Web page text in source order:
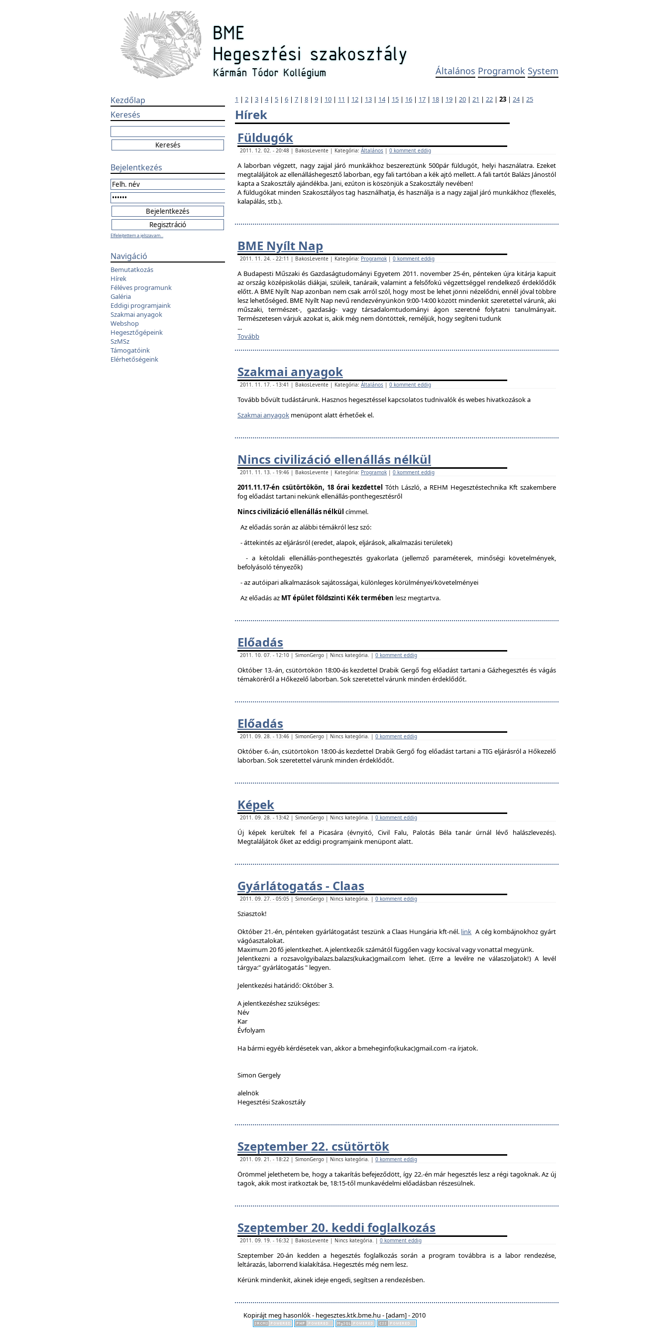
Általános Programok System
Kezdőlap
Keresés
Bejelentkezés
Elfelejtettem a jelszavam...
Navigáció
Bemutatkozás
Hírek
Féléves programunk
Galéria
Eddigi programjaink
Szakmai anyagok
Webshop
Hegesztőgépeink
SzMSz
Támogatóink
Elérhetőségeink
1 | 2 | 3 | 4| 5 | 6 | 7 | 8 | 9 | 10 | 11 | 12 | 13 | 14| 15 | 16 | 17 | 18 | 19 | 20 | 21 | 22 | 23 | 24| 25
Hírek
Füldugók
2011. 12. 02. - 20:48 | BakosLevente | Kategória: Általános | 0 komment eddig
A laborban végzett, nagy zajjal járó munkákhoz beszereztünk 500pár füldugót, helyi használatra. Ezeket
megtaláljátok az ellenálláshegesztő laborban, egy fali tartóban a kék ajtó mellett. A fali tartót Balázs Jánostól
kapta a Szakosztály ajándékba. Jani, ezúton is köszönjük a Szakosztály nevében!
A füldugókat minden Szakosztályos tag használhatja, és használja is a nagy zajjal járó munkákhoz (flexelés,
kalapálás, stb.).
BME Nyílt Nap
2011. 11. 24. - 22:11 | BakosLevente | Kategória: Programok | 0 komment eddig
A Budapesti Műszaki és Gazdaságtudományi Egyetem 2011. november 25-én, pénteken újra kitárja kapuit
az ország középiskolás diákjai, szüleik, tanáraik, valamint a felsőfokú végzettséggel rendelkező érdeklődők
előtt. A BME Nyílt Nap azonban nem csak arról szól, hogy most be lehet jönni nézelődni, ennél jóval többre
lesz lehetőséged. BME Nyílt Nap nevű rendezvényünkön 9:00-14:00 között mindenkit szeretettel várunk, aki
műszaki, természet-, gazdaság- vagy társadalomtudományi ágon szeretné folytatni tanulmányait.
Természetesen várjuk azokat is, akik még nem döntöttek, reméljük, hogy segíteni tudunk
...
Tovább
Szakmai anyagok
2011. 11. 17. - 13:41 | BakosLevente | Kategória: Általános | 0 komment eddig
Tovább bővült tudástárunk. Hasznos hegesztéssel kapcsolatos tudnivalók és webes hivatkozások a
Szakmai anyagok menüpont alatt érhetőek el.
Nincs civilizáció ellenállás nélkül
2011. 11. 13. - 19:46 | BakosLevente | Kategória: Programok | 0 komment eddig
2011.11.17-én csütörtökön, 18 órai kezdettel Tóth László, a REHM Hegesztéstechnika Kft szakembere
fog előadást tartani nekünk ellenállás-ponthegesztésről
Nincs civilizáció ellenállás nélkül címmel.
Az előadás során az alábbi témákról lesz szó:
- áttekintés az eljárásról (eredet, alapok, eljárások, alkalmazási területek)
- a kétoldali ellenállás-ponthegesztés gyakorlata (jellemző paraméterek, minőségi követelmények,
befolyásoló tényezők)
- az autóipari alkalmazások sajátosságai, különleges körülményei/követelményei
Az előadás az MT épület földszinti Kék termében lesz megtartva.
Előadás
2011. 10. 07. - 12:10 | SimonGergo | Nincs kategória. | 0 komment eddig
Október 13.-án, csütörtökön 18:00-ás kezdettel Drabik Gergő fog előadást tartani a Gázhegesztés és vágás
témaköréről a Hőkezelő laborban. Sok szeretettel várunk minden érdeklődőt.
Előadás
2011. 09. 28. - 13:46 | SimonGergo | Nincs kategória. | 0 komment eddig
Október 6.-án, csütörtökön 18:00-ás kezdettel Drabik Gergő fog előadást tartani a TIG eljárásról a Hőkezelő
laborban. Sok szeretettel várunk minden érdeklődőt.
Képek
2011. 09. 28. - 13:42 | SimonGergo | Nincs kategória. | 0 komment eddig
Új képek kerültek fel a Picasára (évnyitó, Civil Falu, Palotás Béla tanár úrnál lévő halászlevezés).
Megtaláljátok őket az eddigi programjaink menüpont alatt.
Gyárlátogatás - Claas
2011. 09. 27. - 05:05 | SimonGergo | Nincs kategória. | 0 komment eddig
Sziasztok!
Október 21.-én, pénteken gyárlátogatást teszünk a Claas Hungária kft-nél. link A cég kombájnokhoz gyárt
vágóasztalokat.
Maximum 20 fő jelentkezhet. A jelentkezők számától függően vagy kocsival vagy vonattal megyünk.
Jelentkezni a rozsavolgyibalazs.balazs(kukac)gmail.com lehet. (Erre a levélre ne válaszoljatok!) A levél
tárgya:" gyárlátogatás " legyen.
Jelentkezési határidő: Október 3.
A jelentkezéshez szükséges:
Név
Kar
Évfolyam
Ha bármi egyéb kérdésetek van, akkor a bmeheginfo(kukac)gmail.com -ra írjatok.
Simon Gergely
alelnök
Hegesztési Szakosztály
Szeptember 22. csütörtök
2011. 09. 21. - 18:22 | SimonGergo | Nincs kategória. | 0 komment eddig
Örömmel jelethetem be, hogy a takarítás befejeződött, így 22.-én már hegesztés lesz a régi tagoknak. Az új
tagok, akik most iratkoztak be, 18:15-től munkavédelmi előadásban részesülnek.
Szeptember 20. keddi foglalkozás
2011. 09. 19. - 16:32 | BakosLevente | Nincs kategória. | 0 komment eddig
Szeptember 20-án kedden a hegesztés foglalkozás során a program továbbra is a labor rendezése,
leltárazás, laborrend kialakítása. Hegesztés még nem lesz.
Kérünk mindenkit, akinek ideje engedi, segítsen a rendezésben.
Kopirájt meg hasonlók - hegesztes.ktk.bme.hu - [adam] - 2010